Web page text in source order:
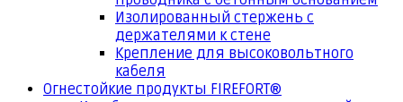
Изолированный стержень с
держателями к стене
Крепление для высоковольтного
кабеля
Огнестойкие продукты FIREFORT®